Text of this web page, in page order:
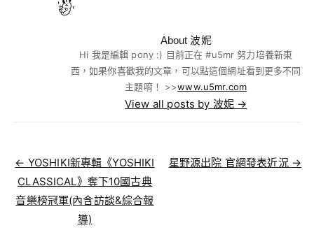
About 波妮
Hi 我是編輯 pony :) 目前正在 #u5mr 努力培養新東
西，如果你喜歡我的文章，可以點這個網址看到更多不同
主題唷！ >>www.u5mr.com
View all posts by 波妮 →
Post navigation
← YOSHIKI新專輯《YOSHIKI
CLASSICAL》奪下10國古典
音樂榜冠軍(內含訪談&綜合報
導)
星野源出院 官網發表近況 →